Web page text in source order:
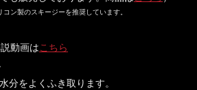
ン製のスキージーを推奨しています。
動画はこちら
分をよくふき取ります。